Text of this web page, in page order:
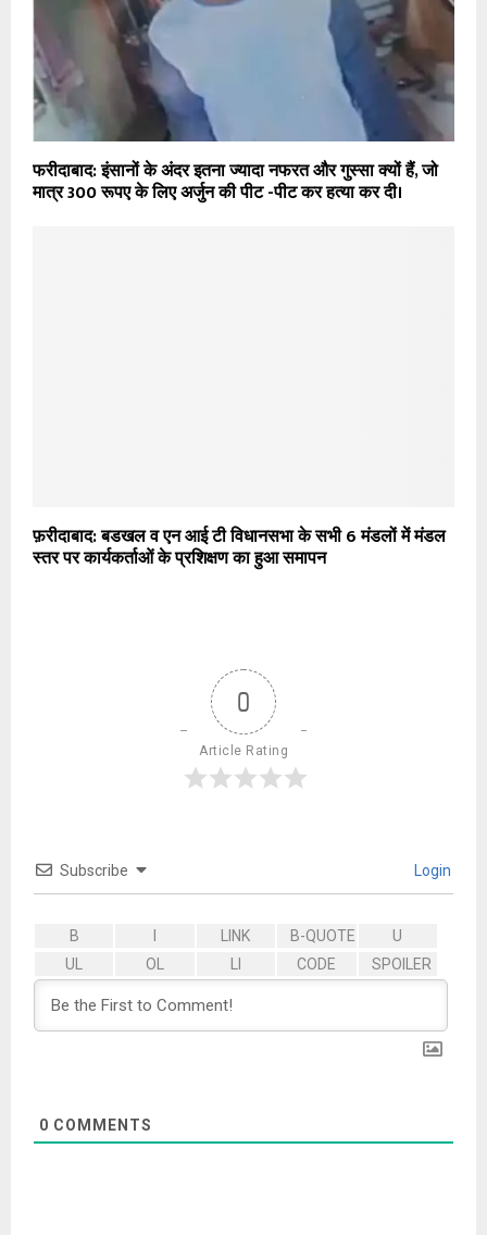
फरीदाबाद: इंसानों के अंदर इतना ज्यादा नफरत और गुस्सा क्यों हैं, जो
मात्र 300 रूपए के लिए अर्जुन की पीट -पीट कर हत्या कर दी।
फ़रीदाबाद: बडखल व एन आई टी विधानसभा के सभी 6 मंडलों में मंडल
स्तर पर कार्यकर्ताओं के प्रशिक्षण का हुआ समापन
0
Article Rating
Subscribe Login
0 COMMENTS